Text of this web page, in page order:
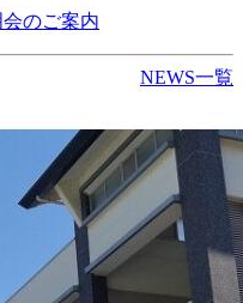
のご案内
NEWS一覧